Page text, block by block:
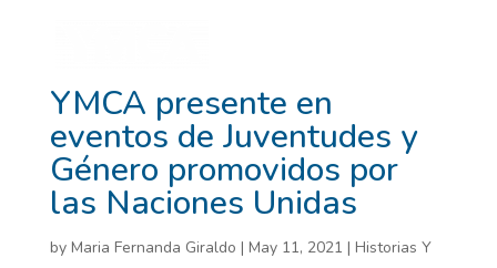
YMCA presente en
eventos de Juventudes y
Género promovidos por
las Naciones Unidas
by Maria Fernanda Giraldo | May 11, 2021 | Historias Y